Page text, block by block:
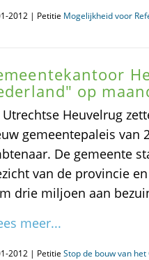
2012 | Petitie Mogelijkheid voor
op
Utrechtse Heuvelrug
gemeentepaleis van
De gemeente
van de provincie
drie miljoen aan
meer...
2012 | Petitie Stop de bouw van